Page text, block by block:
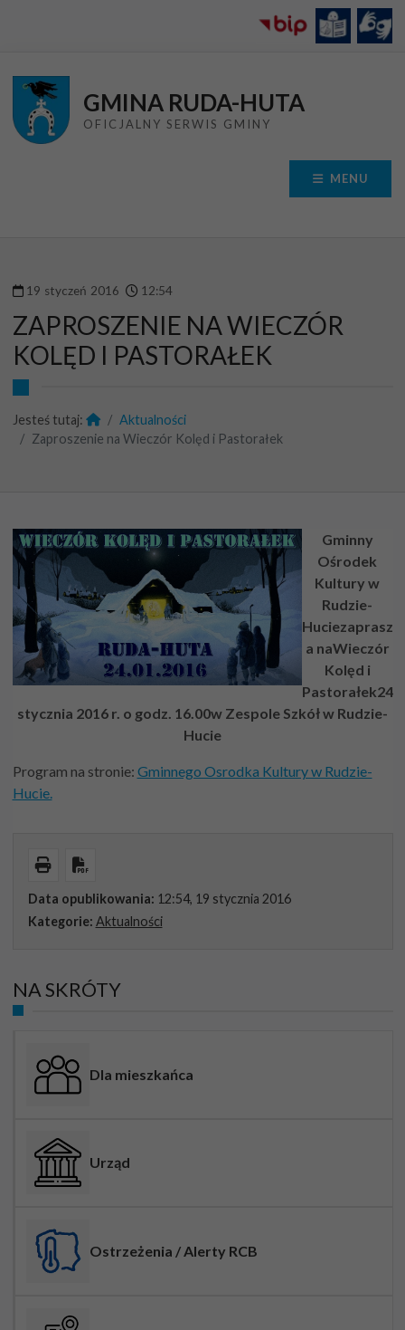
GMINA RUDA-HUTA
OFICJALNY SERWIS GMINY
MENU
19 styczeń 2016 12:54
ZAPROSZENIE NA WIECZÓR
KOLĘD I PASTORAŁEK
Jesteś tutaj:
Aktualności
Zaproszenie na Wieczór Kolęd i Pastorałek
Gminny
Ośrodek
Kultury w
Rudzie-
Huciezaprasz
a naWieczór
Kolęd i
Pastorałek24
stycznia 2016 r. o godz. 16.00w Zespole Szkół w Rudzie-
Hucie
Program na stronie: Gminnego Osrodka Kultury w Rudzie-
Hucie.
WydrukujPobierz PDF
Data opublikowania: 12:54, 19 stycznia 2016
Kategorie: Aktualności
NA SKRÓTY
Dla mieszkańca
Urząd
Ostrzeżenia / Alerty RCB